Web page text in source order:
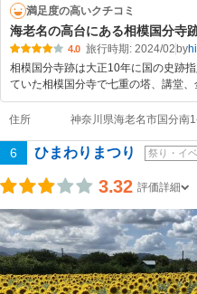
満足度の高いクチコミ
海老名の高台にある相模国分寺
4.0 旅行時期: 2024/02 by
相模国分寺跡は大正10年に国の史跡
ていた相模国分寺で七重の塔、講堂、
住所 神奈川県海老名市国分南
6 ひまわりまつり 祭り・イ
3.32 評価詳細